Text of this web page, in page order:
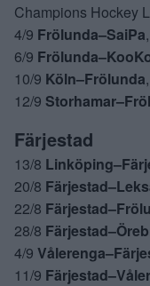
Champions Hockey
4/9 Frölunda–SaiPa
6/9
10/9 Köln–Frölunda
12/9
Färjestad
13/8
20/8
22/8
28/8
4/9
11/9